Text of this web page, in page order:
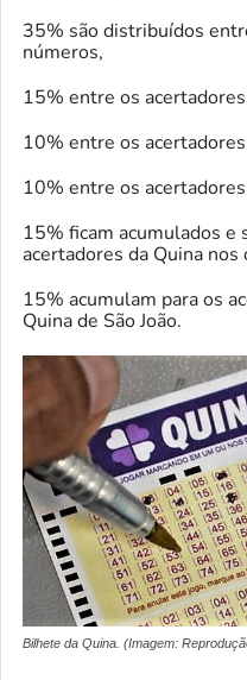
35% são distribuídos
números,
15% entre os
10% entre os
10% entre os
15% ficam acumulados e
acertadores da Quina
15% acumulam para os
Quina de São João.
Bilhete da Quina. (Imagem: